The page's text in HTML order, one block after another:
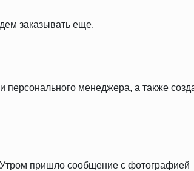
заказывать еще.
персонального менеджера, а также
пришло сообщение с фотографией